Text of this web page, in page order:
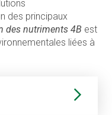
des principaux
des nutriments 4B est
liées à